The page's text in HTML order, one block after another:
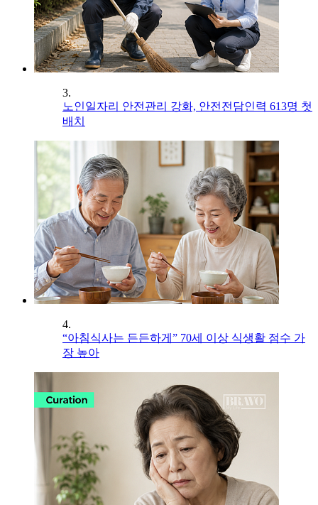
3.
노인일자리 안전관리 강화, 안전전담인력 613명 첫
배치
4.
“아침식사는 든든하게” 70세 이상 식생활 점수 가
장 높아